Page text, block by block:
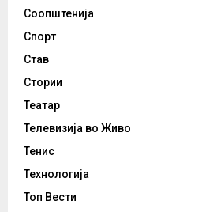
Соопштенија
Спорт
Став
Стории
Театар
Телевизија во Живо
Тенис
Технологија
Топ Вести